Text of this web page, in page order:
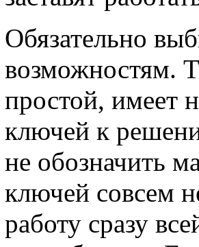
Обязательно
возможностям.
простой, имеет
ключей к
не обозначить
ключей совсем
работу сразу